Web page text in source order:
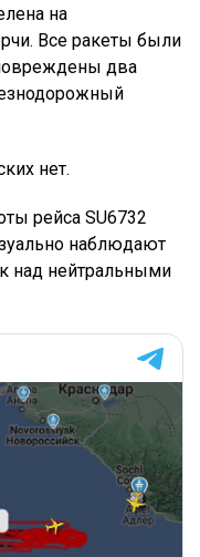
на
Все ракеты были
два
нет.
рейса SU6732
наблюдают
над нейтральными